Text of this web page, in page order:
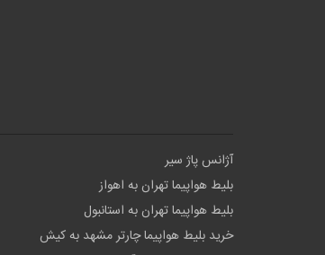
آژانس پاژ سیر
بلیط هواپیما تهران به اهواز
بلیط هواپیما تهران به استانبول
خرید بلیط هواپیما چارتر مشهد به کیش